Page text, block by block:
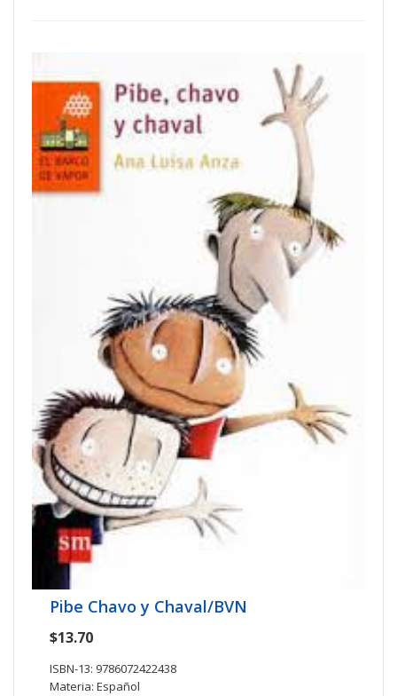
Pibe Chavo y Chaval/BVN
$13.70
ISBN-13: 9786072422438
Materia: Español